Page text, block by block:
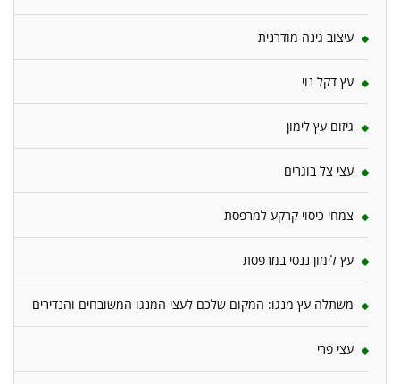
עיצוב גינה מודרנית
עץ דקל נוי
גיזום עץ לימון
עצי צל בוגרים
צמחי כיסוי קרקע למרפסת
עץ לימון ננסי במרפסת
משתלה עץ מנגו: המקום שלכם לעצי המנגו המשובחים והנדירים
עצי פרי